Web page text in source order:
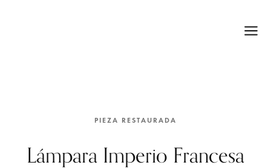
PIEZA RESTAURADA
Lámpara Imperio Francesa